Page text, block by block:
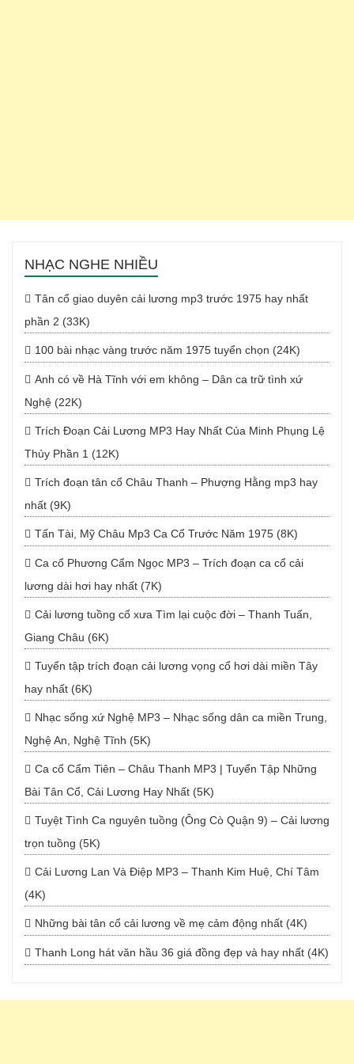
NHẠC NGHE NHIỀU
Tân cổ giao duyên cải lương mp3 trước 1975 hay nhất
phần 2 (33K)
100 bài nhạc vàng trước năm 1975 tuyển chọn (24K)
Anh có về Hà Tĩnh với em không – Dân ca trữ tình xứ
Nghệ (22K)
Trích Đoạn Cải Lương MP3 Hay Nhất Của Minh Phụng Lệ
Thủy Phần 1 (12K)
Trích đoạn tân cổ Châu Thanh – Phượng Hằng mp3 hay
nhất (9K)
Tấn Tài, Mỹ Châu Mp3 Ca Cổ Trước Năm 1975 (8K)
Ca cổ Phương Cẩm Ngọc MP3 – Trích đoạn ca cổ cải
lương dài hơi hay nhất (7K)
Cải lương tuồng cổ xưa Tìm lại cuộc đời – Thanh Tuấn,
Giang Châu (6K)
Tuyển tập trích đoạn cải lương vọng cổ hơi dài miền Tây
hay nhất (6K)
Nhạc sống xứ Nghệ MP3 – Nhạc sống dân ca miền Trung,
Nghệ An, Nghệ Tĩnh (5K)
Ca cổ Cẩm Tiên – Châu Thanh MP3 | Tuyển Tập Những
Bài Tân Cổ, Cải Lương Hay Nhất (5K)
Tuyệt Tình Ca nguyên tuồng (Ông Cò Quận 9) – Cải lương
trọn tuồng (5K)
Cải Lương Lan Và Điệp MP3 – Thanh Kim Huệ, Chí Tâm
(4K)
Những bài tân cổ cải lương về mẹ cảm động nhất (4K)
Thanh Long hát văn hầu 36 giá đồng đẹp và hay nhất (4K)